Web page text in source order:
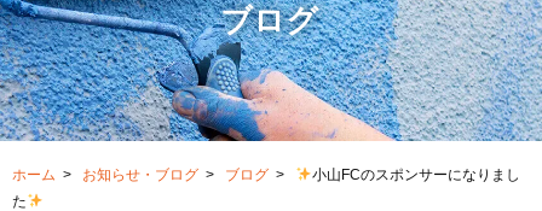
ブログ
ホーム > お知らせ・ブログ > ブログ >
小山FCのスポンサーになりまし
た